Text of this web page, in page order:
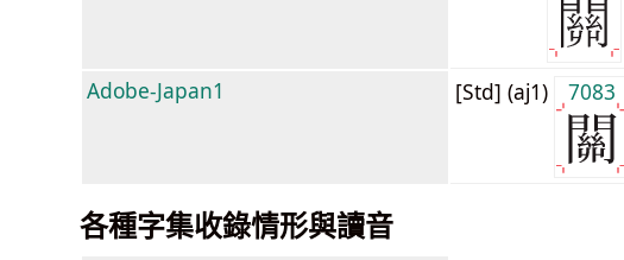
Adobe-Japan1 [Std] (aj1) 7083
各種字集收錄情形與讀音